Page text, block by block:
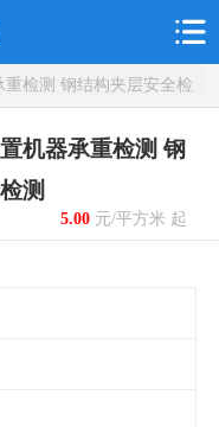
检测 钢结构夹层安全检
机器承重检测 钢
测
5.00元/平方米 起